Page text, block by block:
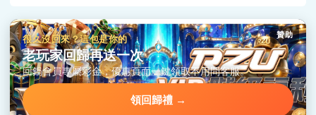
贊助
很久沒回來？這包是你的
老玩家回歸再送一次
回鍋會員專屬彩金，優惠頁面一鍵領取不用問客服。
領回歸禮 →